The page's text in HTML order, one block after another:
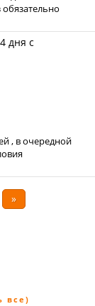
, в очередной
»
все)